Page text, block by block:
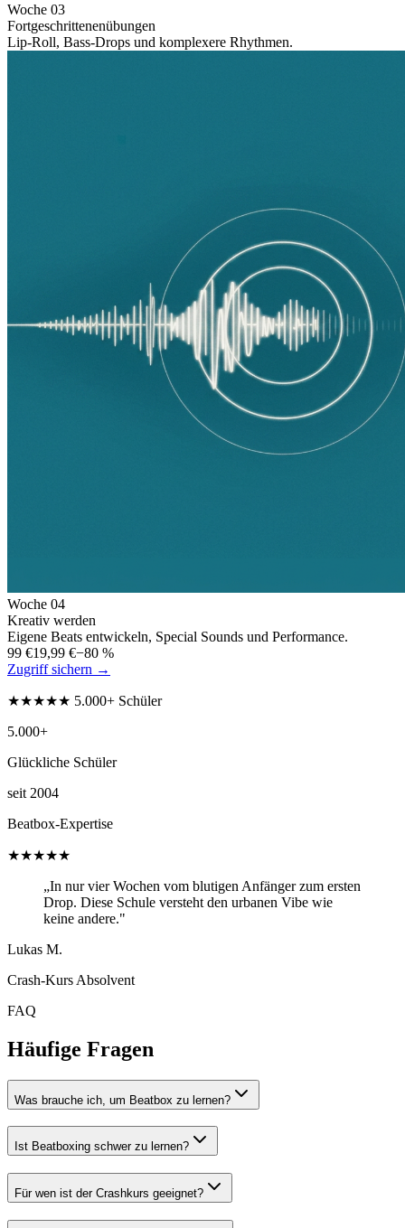
Woche 03
Fortgeschrittenenübungen
Lip-Roll, Bass-Drops und komplexere Rhythmen.
Woche 04
Kreativ werden
Eigene Beats entwickeln, Special Sounds und Performance.
99 €19,99 €−80 %
Zugriff sichern →
★★★★★ 5.000+ Schüler
5.000+
Glückliche Schüler
seit 2004
Beatbox-Expertise
★★★★★
„In nur vier Wochen vom blutigen Anfänger zum ersten
Drop. Diese Schule versteht den urbanen Vibe wie
keine andere."
Lukas M.
Crash-Kurs Absolvent
FAQ
Häufige Fragen
Was brauche ich, um Beatbox zu lernen?
Ist Beatboxing schwer zu lernen?
Für wen ist der Crashkurs geeignet?